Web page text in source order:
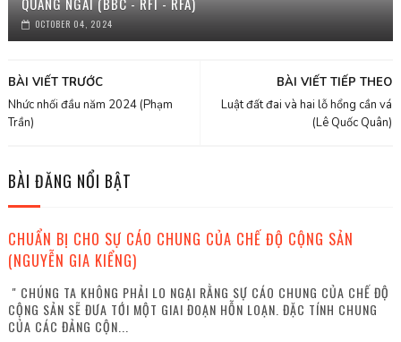
OCTOBER 04, 2024
BÀI VIẾT TIẾP THEO
Luật đất đai và hai lỗ hổng cần vá
(Lê Quốc Quân)
BÀI VIẾT TRƯỚC
Nhức nhối đầu năm 2024 (Phạm
Trần)
BÀI ĐĂNG NỔI BẬT
CHUẨN BỊ CHO SỰ CÁO CHUNG CỦA CHẾ ĐỘ CỘNG SẢN
(NGUYỄN GIA KIỂNG)
" CHÚNG TA KHÔNG PHẢI LO NGẠI RẰNG SỰ CÁO CHUNG CỦA CHẾ ĐỘ
CỘNG SẢN SẼ ĐƯA TỚI MỘT GIAI ĐOẠN HỖN LOẠN. ĐẶC TÍNH CHUNG
CỦA CÁC ĐẢNG CỘN...